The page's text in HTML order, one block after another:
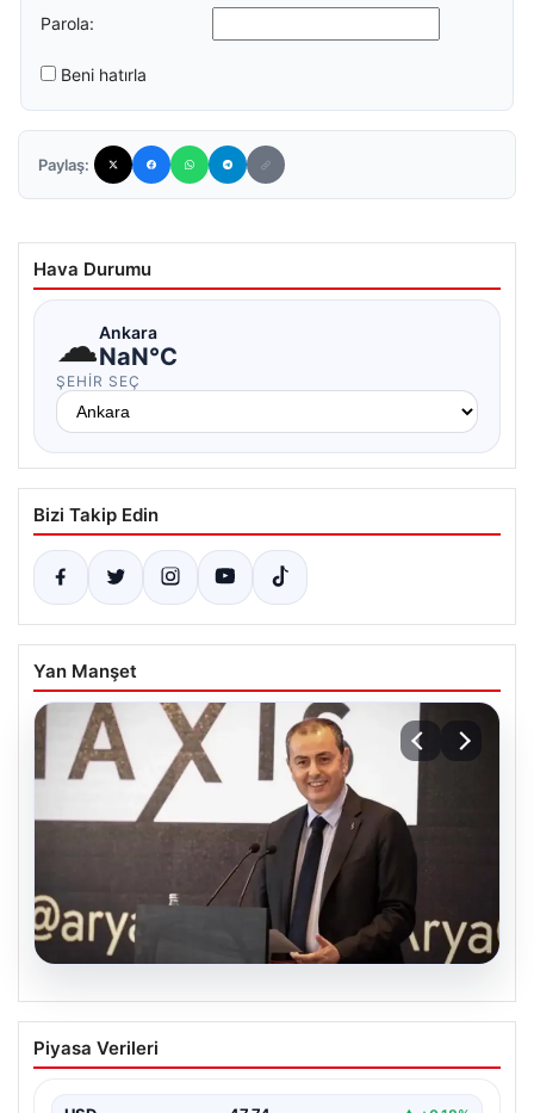
Parola:
Beni hatırla
Paylaş:
Hava Durumu
☁Ankara
NaN°C
ŞEHIR SEÇ
Bizi Takip Edin
Yan Manşet
07.08.2026
İş Bankası Yönetiminde Sürpriz
Değişiklik: Hakan Aran Görevini
Piyasa Verileri